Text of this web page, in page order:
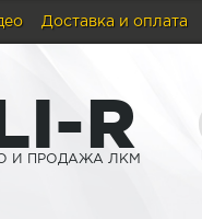
Доставка и оплата
I-R
И ПРОДАЖА ЛКМ